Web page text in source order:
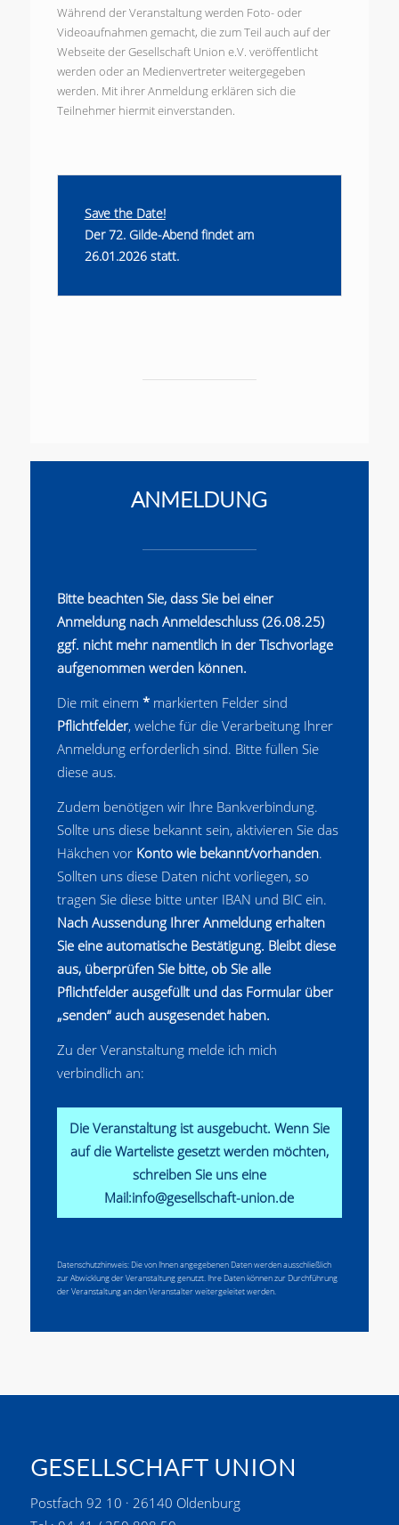
Während der Veranstaltung werden Foto- oder
Videoaufnahmen gemacht, die zum Teil auch auf der
Webseite der Gesellschaft Union e.V. veröffentlicht
werden oder an Medienvertreter weitergegeben
werden. Mit ihrer Anmeldung erklären sich die
Teilnehmer hiermit einverstanden.
Save the Date!
Der 72. Gilde-Abend findet am
26.01.2026 statt.
ANMELDUNG
Bitte beachten Sie, dass Sie bei einer
Anmeldung nach Anmeldeschluss (26.08.25)
ggf. nicht mehr namentlich in der Tischvorlage
aufgenommen werden können.
Die mit einem *markierten Felder sind
Pflichtfelder, welche für die Verarbeitung Ihrer
Anmeldung erforderlich sind. Bitte füllen Sie
diese aus.
Zudem benötigen wir Ihre Bankverbindung.
Sollte uns diese bekannt sein, aktivieren Sie das
Häkchen vor Konto wie bekannt/vorhanden.
Sollten uns diese Daten nicht vorliegen, so
tragen Sie diese bitte unter IBAN und BIC ein.
Nach Aussendung Ihrer Anmeldung erhalten
Sie eine automatische Bestätigung. Bleibt diese
aus, überprüfen Sie bitte, ob Sie alle
Pflichtfelder ausgefüllt und das Formular über
„senden“ auch ausgesendet haben.
Zu der Veranstaltung melde ich mich
verbindlich an:
Die Veranstaltung ist ausgebucht. Wenn Sie
auf die Warteliste gesetzt werden möchten,
schreiben Sie uns eine
Mail:info@gesellschaft-union.de
Datenschutzhinweis: Die von Ihnen angegebenen Daten werden ausschließlich
zur Abwicklung der Veranstaltung genutzt. Ihre Daten können zur Durchführung
der Veranstaltung an den Veranstalter weitergeleitet werden.
GESELLSCHAFT UNION
Postfach 92 10 · 26140 Oldenburg